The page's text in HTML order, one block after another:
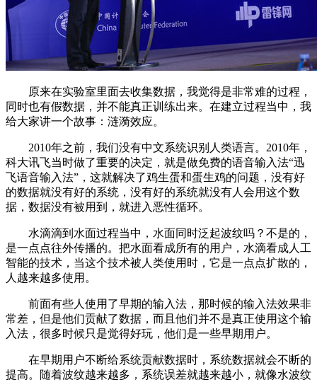
原来在实验室里面去收集数据，我觉得是非常难的过程，
同时也有假数据，并不能真正训练出来。在建立过程当中，我
给大家讲一个故事：涟漪效应。
2010年之前，我们没有中文系统识别人类语言。2010年，
科大讯飞当时做了重要的决定，就是做免费的语音输入法“迅
飞语音输入法”，这就解决了鸡生蛋和蛋生鸡的问题，没有好
的数据就没有好的系统，没有好的系统就没有人会用这个数
据，数据没有被用到，就进入恶性循环。
水滴滴到水面过程当中，水面同时泛起波纹吗？不是的，
是一点点往外传播的。把水面看成所有的用户，水滴看成人工
智能的技术，当这个技术被人类使用时，它是一点点扩散的，
人越来越多使用。
前面有些人使用了早期的输入法，那时候的输入法效果非
常差，但是他们贡献了数据，而且他们并不是真正使用这个输
入法，很多时候只是觉得好玩，他们是一些早期用户。
在早期用户不断给系统贡献数据时，系统数据就会不断的
提高。随着波纹越来越多，系统误差就越来越小，就像水波纹